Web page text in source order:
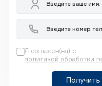
Я согласен(на) с
политикой обработки